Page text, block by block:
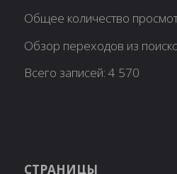
Общее количество
Обзор переходов из
Всего записей:4 570
СТРАНИЦЫ